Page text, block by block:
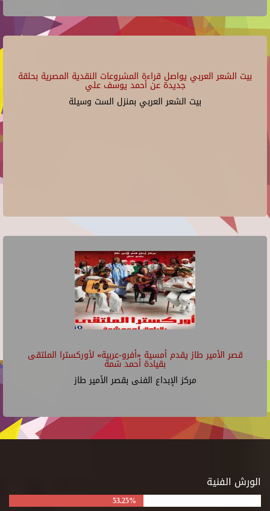
بيت الشعر العربي يواصل قراءة المشروعات النقدية المصرية بحلقة
جديدة عن أحمد يوسف علي
بيت الشعر العربي بمنزل الست وسيلة
قصر الأمير طاز يقدم أمسية «أفرو-عربية» لأوركسترا الملتقى
بقيادة أحمد شمة
مركز الإبداع الفنى بقصر الأمير طاز
الورش الفنية
53.25%